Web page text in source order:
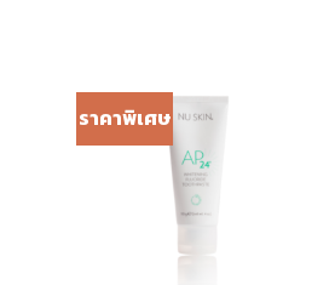
ราคาพิเศษ